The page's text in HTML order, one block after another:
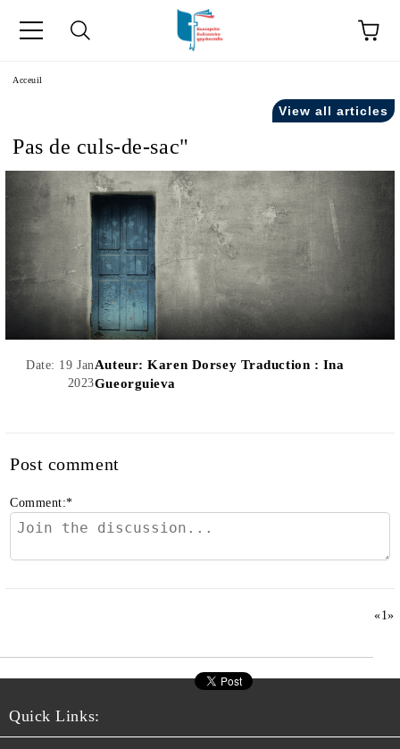
като "Équipe".
in French.
Acceuil
View all articles
Pas de culs-de-sac"
Date: 19 Jan
2023
Auteur: Karen Dorsey Traduction : Ina
Gueorguieva
Post comment
Comment:*
«1»
Quick Links: